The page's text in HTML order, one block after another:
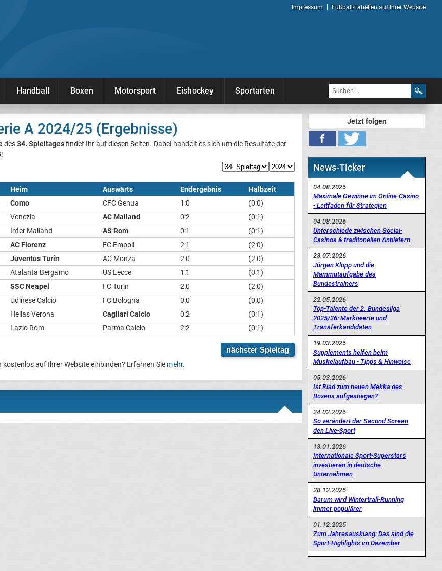
Impressum Fußball-Tabellen auf Ihrer Website
Handball Boxen Motorsport Eishockey Sportarten
A 2024/25 (Ergebnisse)
des34. Spieltagesfindet Ihr auf diesen Seiten. Dabei handelt es sich um die Resultate der
!
Heim Auswärts Endergebnis
Halbzeit
Como CFC Genua 1:0
(0:0)
Venezia AC Mailand 0:2
(0:1)
Inter Mailand AS Rom 0:1
(0:1)
AC Florenz FC Empoli 2:1
(2:0)
Juventus Turin AC Monza 2:0
(2:0)
Atalanta Bergamo US Lecce 1:1
(0:1)
SSC Neapel FC Turin 2:0
(2:0)
Udinese Calcio FC Bologna 0:0
(0:0)
Hellas Verona Cagliari Calcio 0:2
(0:1)
Lazio Rom Parma Calcio 2:2 (0:1)
nächster Spieltag
kostenlos auf Ihrer Website einbinden? Erfahren Sie mehr.
Jetzt folgen
News-Ticker
04.08.2026
Maximale Gewinne im Online-Casino
- Leitfaden für Strategien
04.08.2026
Unterschiede zwischen Social-
Casinos & traditonellen Anbietern
28.07.2026
Jürgen Klopp und die
Mammutaufgabe des
Bundestrainers
22.05.2026
Top-Talente der 2. Bundesliga
2025/26: Marktwerte und
Transferkandidaten
19.03.2026
Supplements helfen beim
Muskelaufbau - Tipps & Hinweise
05.03.2026
Ist Riad zum neuen Mekka des
Boxens aufgestiegen?
24.02.2026
So verändert der Second Screen
den Live-Sport
13.01.2026
Internationale Sport-Superstars
investieren in deutsche
Unternehmen
28.12.2025
Darum wird Wintertrail-Running
immer populärer
01.12.2025
Zum Jahresausklang: Das sind die
Sport-Highlights im Dezember